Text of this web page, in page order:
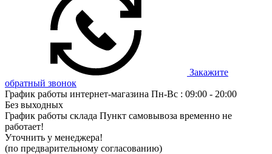
Закажите
обратный звонок
График работы интернет-магазина Пн-Вс : 09:00 - 20:00
Без выходных
График работы склада Пункт самовывоза временно не
работает!
Уточнить у менеджера!
(по предварительному согласованию)